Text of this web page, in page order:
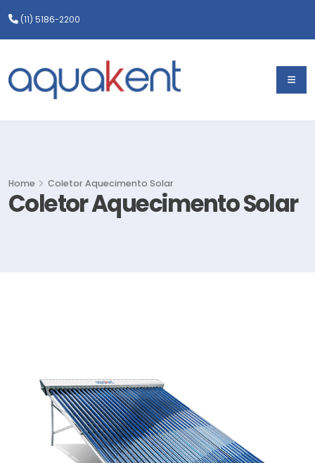
(11) 5186-2200
Coletor Aquecimento Solar
Home Coletor Aquecimento Solar